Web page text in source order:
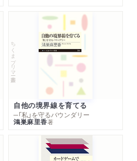
ちくまプリマー新書
自他の境界線を育てる
─「私」を守るバウンダリー
鴻巣麻里香著